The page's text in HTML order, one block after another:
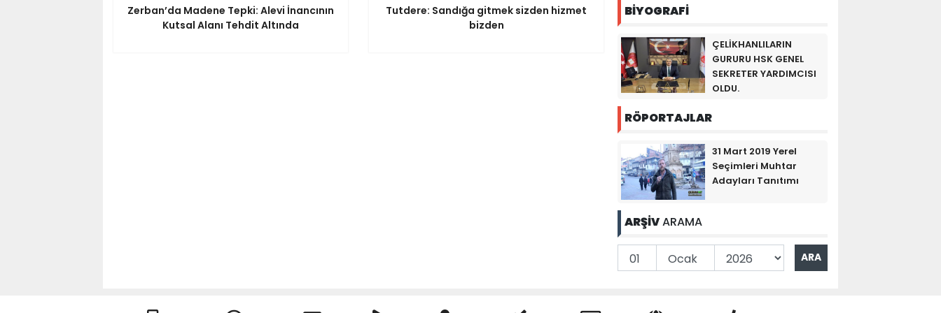
Zerban’da Madene Tepki: Alevi İnancının
Kutsal Alanı Tehdit Altında
Tutdere: Sandığa gitmek sizden hizmet
bizden
BİYOGRAFİ
ÇELİKHANLILARIN
GURURU HSK GENEL
SEKRETER YARDIMCISI
OLDU.
RÖPORTAJLAR
31 Mart 2019 Yerel
Seçimleri Muhtar
Adayları Tanıtımı
ARŞİVARAMA